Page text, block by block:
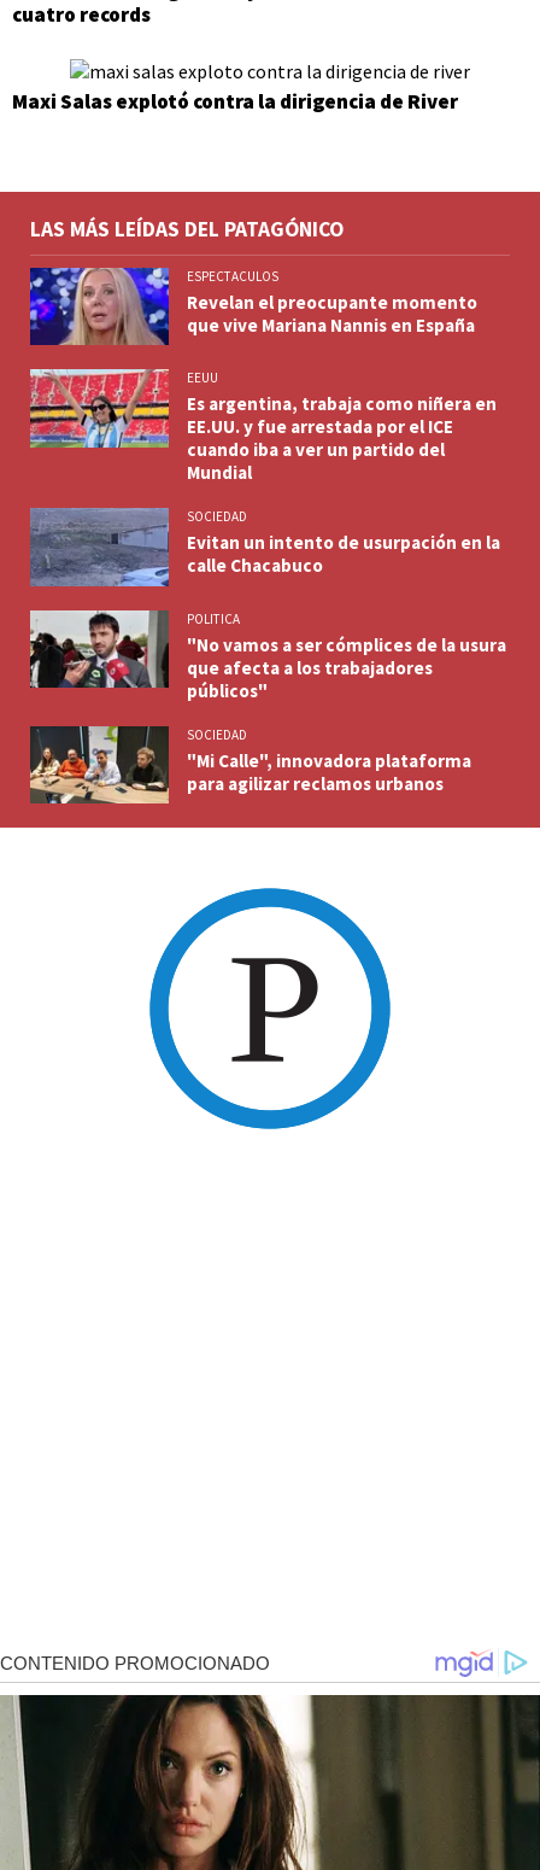
cuatro records
Maxi Salas explotó contra la dirigencia de River
LAS MÁS LEÍDAS DEL PATAGÓNICO
ESPECTACULOS
Revelan el preocupante momento
que vive Mariana Nannis en España
EEUU
Es argentina, trabaja como niñera en
EE.UU. y fue arrestada por el ICE
cuando iba a ver un partido del
Mundial
SOCIEDAD
Evitan un intento de usurpación en la
calle Chacabuco
POLITICA
"No vamos a ser cómplices de la usura
que afecta a los trabajadores
públicos"
SOCIEDAD
"Mi Calle", innovadora plataforma
para agilizar reclamos urbanos